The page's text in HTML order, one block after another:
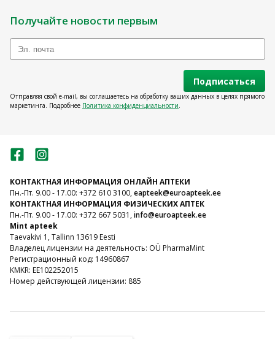
Получайте новости первым
Подписаться
Отправляя свой e-mail, вы соглашаетесь на обработку ваших данных в целях прямого
маркетинга. Подробнее Политика конфиденциальности.
КОНТАКТНАЯ ИНФОРМАЦИЯ ОНЛАЙН АПТЕКИ
Пн.-Пт. 9.00 - 17.00: +372 610 3100,eapteek@euroapteek.ee
КОНТАКТНАЯ ИНФОРМАЦИЯ ФИЗИЧЕСКИХ АПТЕК
Пн.-Пт. 9.00 - 17.00: +372 667 5031,info@euroapteek.ee
Mint apteek
Taevakivi 1, Tallinn 13619 Eesti
Владелец лицензии на деятельность: OÜ PharmaMint
Регистрационный код: 14960867
KMKR: EE102252015
Номер действующей лицензии: 885